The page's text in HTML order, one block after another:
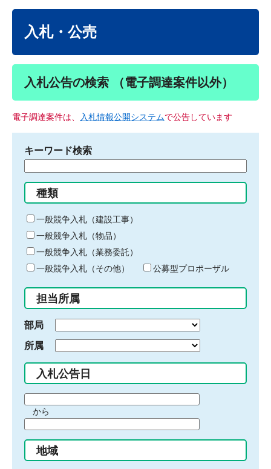
入札・公売
入札公告の検索 （電子調達案件以外）
電子調達案件は、 入札情報公開システムで公告しています
キーワード検索
る
キ
ー
ワ
ー
ド
入
力
種類
一般競争入札（建設工事）
一般競争入札（物品）
一般競争入札（業務委託）
一般競争入札（その他）
公募型プロポーザル
担当所属
部局
所属
入札公告日
間
始
り
から
間
終
地域